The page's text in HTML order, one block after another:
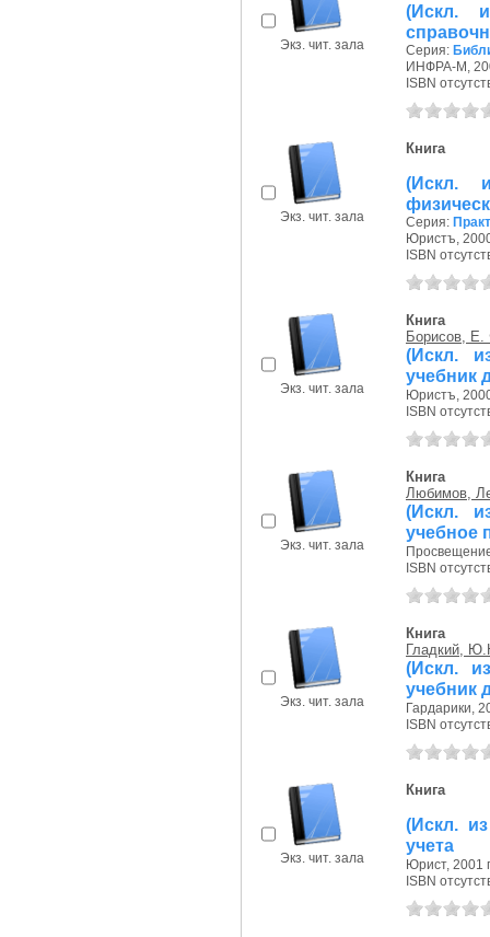
Экз. чит. зала
(Искл.
Серия:
ИНФРА-М,
ISBN
Экз. чит. зала
Книга
(Искл.
Серия:
Юристъ,
ISBN
Экз. чит. зала
Книга
Борисов,
(Искл.
учебник
Юристъ,
ISBN
Экз. чит. зала
Книга
Любимов,
(Искл.
учебное
ISBN
Экз. чит. зала
Книга
Гладкий,
(Искл.
учебник
Гардарики,
ISBN
Экз. чит. зала
Книга
(Искл.
учета
Юрист, 2001
ISBN